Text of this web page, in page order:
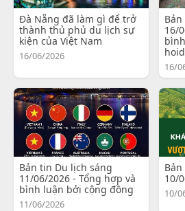
Đà Nẵng đã làm gì để trở
thành thủ phủ du lịch sự
kiện của Việt Nam
16/06/2026
16/
16/
Bản tin Du lịch sáng
11/06/2026 - Tổng hợp và
bình luận bởi cộng đồng
11/06/2026
10/
10/